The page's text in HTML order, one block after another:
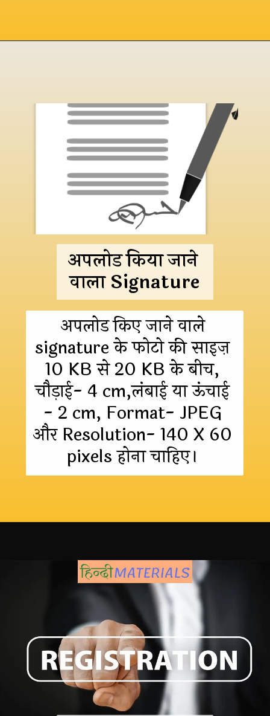
अपलोड किए जाने वाले
signature के फोटो की साइज़
10 KB से 20 KB के बीच,
चौड़ाई- 4 cm,लंबाई या ऊंचाई
- 2 cm, Format- JPEG
और Resolution- 140 X 60
pixels होना चाहिए।
अपलोड किया जाने
वाला Signature